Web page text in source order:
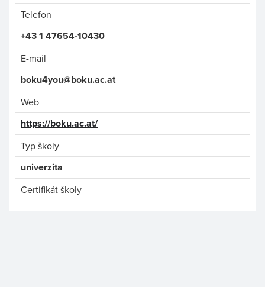
Telefon
+43 1 47654-10430
E-mail
boku4you@boku.ac.at
Web
https://boku.ac.at/
Typ školy
univerzita
Certifikát školy